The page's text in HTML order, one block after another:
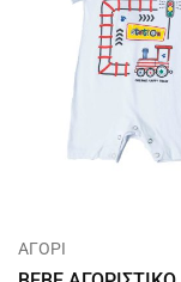
ΑΓΟΡΙ
σας στην
τρόπο που τη
μάρκετινγκ.
Προσωπικά